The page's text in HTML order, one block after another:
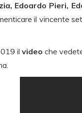
Edoardo Pieri,
il vincente
il videoche